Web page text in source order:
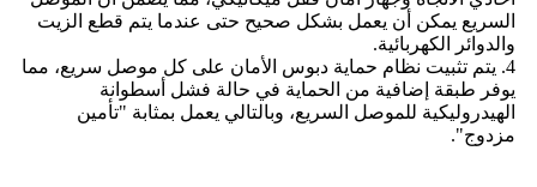
السريع يمكن أن يعمل بشكل صحيح حتى عندما يتم قطع الزيت
والدوائر الكهربائية.
4. يتم تثبيت نظام حماية دبوس الأمان على كل موصل سريع، مما
يوفر طبقة إضافية من الحماية في حالة فشل أسطوانة
الهيدروليكية للموصل السريع، وبالتالي يعمل بمثابة "تأمين
مزدوج".